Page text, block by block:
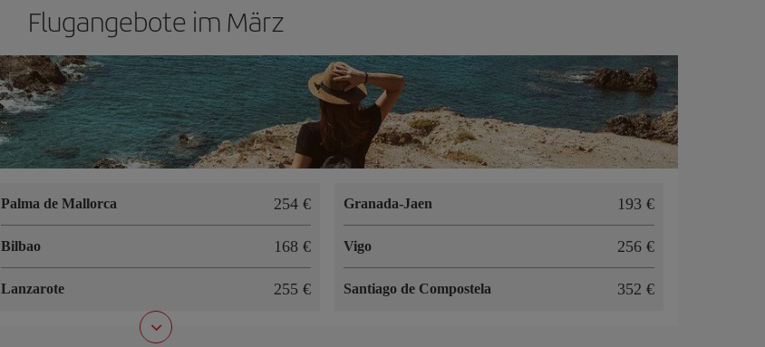
Flugangebote im März
Palma de Mallorca 254 €
Bilbao 168 €
Lanzarote 255 €
Granada-Jaen 193 €
Vigo 256 €
Santiago de Compostela 352 €